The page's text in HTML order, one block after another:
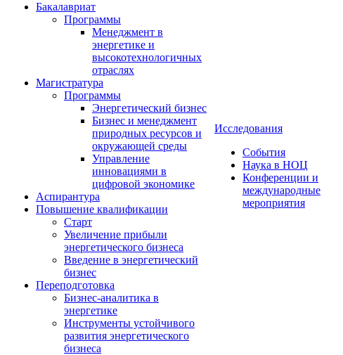
Бакалавриат
Программы
Менеджмент в
энергетике и
высокотехнологичных
отраслях
Магистратура
Программы
Энергетический бизнес
Бизнес и менеджмент
природных ресурсов и
окружающей среды
Управление
инновациями в
цифровой экономике
Аспирантура
Повышение квалификации
Старт
Увеличение прибыли
энергетического бизнеса
Введение в энергетический
бизнес
Переподготовка
Бизнес-аналитика в
энергетике
Инструменты устойчивого
развития энергетического
бизнеса
Исследования
События
Наука в НОЦ
Конференции и
международные
мероприятия